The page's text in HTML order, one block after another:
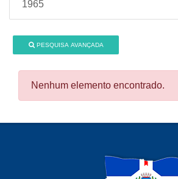
1965
PESQUISA AVANÇADA
Nenhum elemento encontrado.